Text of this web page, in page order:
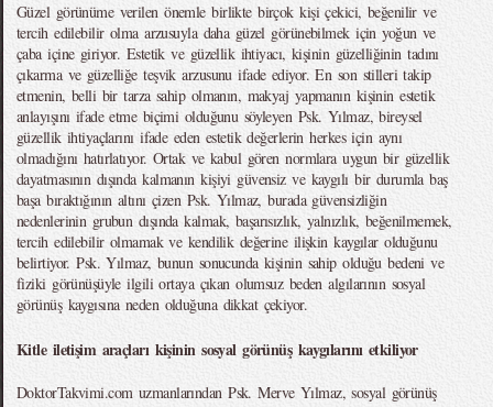
Güzel görünüme verilen önemle birlikte birçok kişi çekici, beğenilir ve
tercih edilebilir olma arzusuyla daha güzel görünebilmek için yoğun ve
çaba içine giriyor. Estetik ve güzellik ihtiyacı, kişinin güzelliğinin tadını
çıkarma ve güzelliğe teşvik arzusunu ifade ediyor. En son stilleri takip
etmenin, belli bir tarza sahip olmanın, makyaj yapmanın kişinin estetik
anlayışını ifade etme biçimi olduğunu söyleyen Psk. Yılmaz, bireysel
güzellik ihtiyaçlarını ifade eden estetik değerlerin herkes için aynı
olmadığını hatırlatıyor. Ortak ve kabul gören normlara uygun bir güzellik
dayatmasının dışında kalmanın kişiyi güvensiz ve kaygılı bir durumla baş
başa bıraktığının altını çizen Psk. Yılmaz, burada güvensizliğin
nedenlerinin grubun dışında kalmak, başarısızlık, yalnızlık, beğenilmemek,
tercih edilebilir olmamak ve kendilik değerine ilişkin kaygılar olduğunu
belirtiyor. Psk. Yılmaz, bunun sonucunda kişinin sahip olduğu bedeni ve
fiziki görünüşüyle ilgili ortaya çıkan olumsuz beden algılarının sosyal
görünüş kaygısına neden olduğuna dikkat çekiyor.
Kitle iletişim araçları kişinin sosyal görünüş kaygılarını etkiliyor
DoktorTakvimi.com uzmanlarından Psk. Merve Yılmaz, sosyal görünüş